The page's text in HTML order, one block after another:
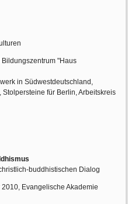
"Haus
in Südwestdeutschland,
für Berlin, Arbeitskreis
buddhistischen Dialog
2010, Evangelische Akademie